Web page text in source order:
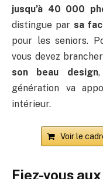
jusqu’à 40 000
distingue parsa
pour les seniors.
vous devez
son beau design
génération va
intérieur.
Voir le
Fiez-vous